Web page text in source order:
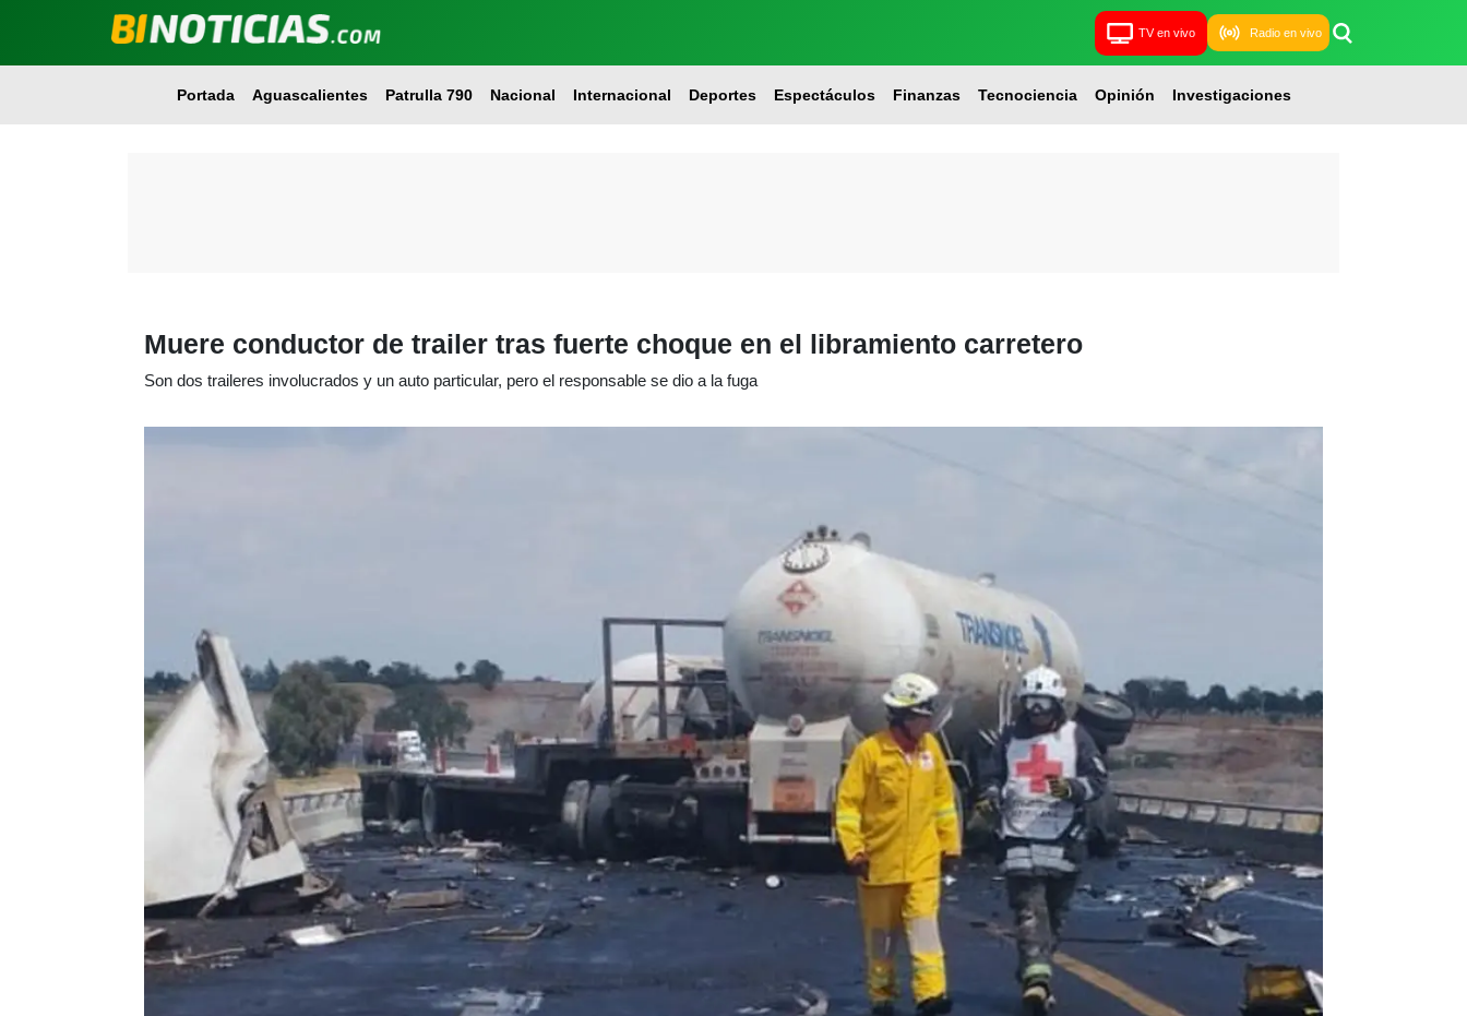
TV en vivo Radio en vivo
Portada Aguascalientes Patrulla 790 Nacional Internacional Deportes Espectáculos Finanzas Tecnociencia Opinión Investigaciones
Muere conductor de trailer tras fuerte choque en el libramiento carretero
Son dos traileres involucrados y un auto particular, pero el responsable se dio a la fuga